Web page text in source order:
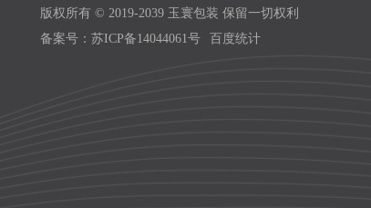
版权所有 © 2019-2039 玉寰包装 保留一切权利
备案号： 苏ICP备14044061号 百度统计